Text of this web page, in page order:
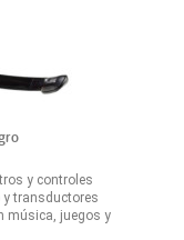
y controles
transductores
música, juegos y